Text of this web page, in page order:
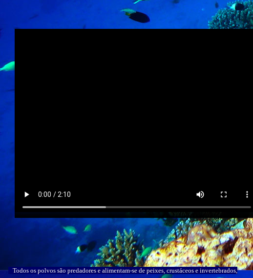
Todos os polvos são predadores e alimentam-se de peixes, crustáceos e invertebrados,